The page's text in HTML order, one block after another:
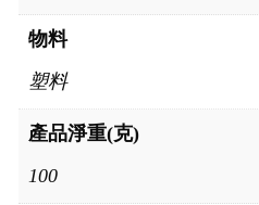
物料
塑料
產品淨重(克)
100